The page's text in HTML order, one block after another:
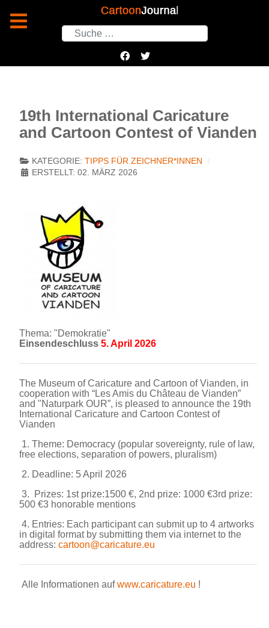
Suchen
19th International Caricature
and Cartoon Contest of Vianden
KATEGORIE: TIPPS FÜR ZEICHNER*INNEN
ERSTELLT: 02. MÄRZ 2026
Thema: "Demokratie"
Einsendeschluss 5. April 2026
The Museum of Caricature and Cartoon of Vianden, in
cooperation with “Les Amis du Château de Vianden”
and "Naturpark OUR”, is pleased to announce the 19th
International Caricature and Cartoon Contest of
Vianden
1. Theme: Democracy (popular sovereignty, rule of law,
free elections, separation of powers, pluralism)
2. Deadline: 5 April 2026
3. Prizes: 1st prize:1500 €, 2nd prize: 1000 €3rd prize:
500 €3 honorable mentions
4. Entries: Each participant can submit up to 4 artworks
in digital format by submitting them via internet to the
address: cartoon@caricature.eu
Alle Informationen aufwww.caricature.eu !